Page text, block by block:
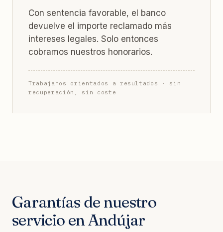
Con sentencia favorable, el banco
devuelve el importe reclamado más
intereses legales. Solo entonces
cobramos nuestros honorarios.
Trabajamos orientados a resultados · sin
recuperación, sin coste
Garantías de nuestro
servicio en Andújar